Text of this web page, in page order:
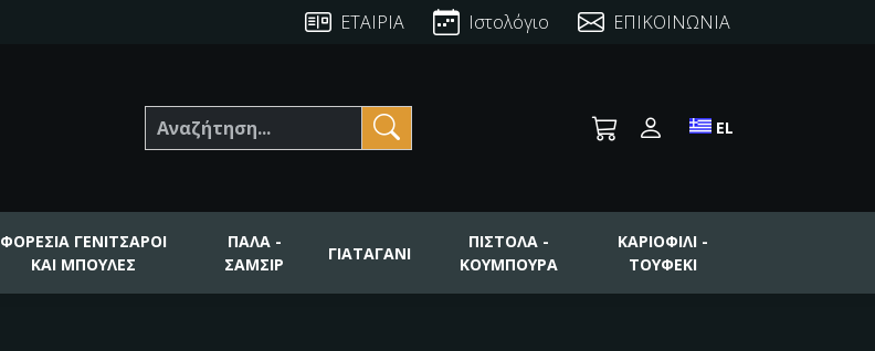
Toggle language
EL
ΕΤΑΙΡΙΑ Ιστολόγιο ΕΠΙΚΟΙΝΩΝΙΑ
ΦΟΡΕΣΙΑ ΓΕΝΙΤΣΑΡΟΙ
ΚΑΙ ΜΠΟΥΛΕΣ
ΠΑΛΑ -
ΣΑΜΣΙΡ
ΓΙΑΤΑΓΑΝΙ
ΠΙΣΤΟΛΑ -
ΚΟΥΜΠΟΥΡΑ
ΚΑΡΙΟΦΙΛΙ -
ΤΟΥΦΕΚΙ